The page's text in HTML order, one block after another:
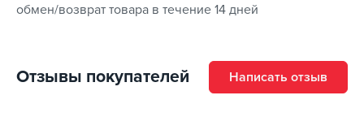
обмен/возврат товара в течение 14 дней
Отзывы покупателей Написать отзыв